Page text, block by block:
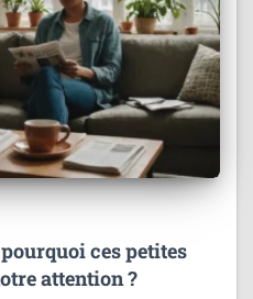
ces petites
attention ?